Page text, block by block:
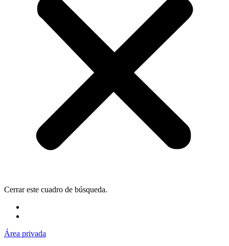
Cerrar este cuadro de búsqueda.
Área privada